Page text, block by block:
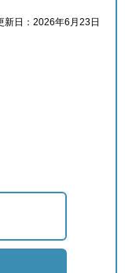
新日：2026年6月23日